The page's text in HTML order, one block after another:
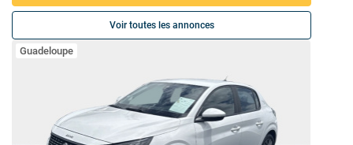
Voir toutes les annonces
Guadeloupe